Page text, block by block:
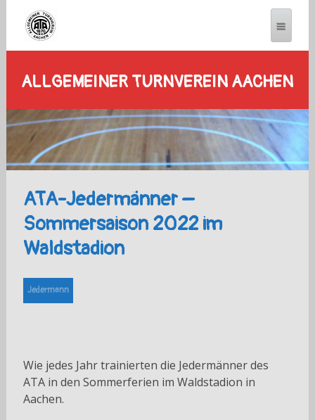
ALLGEMEINER TURNVEREIN AACHEN
ATA-Jedermänner –
Sommersaison 2022 im
Waldstadion
Jedermann
Wie jedes Jahr trainierten die Jedermänner des
ATA in den Sommerferien im Waldstadion in
Aachen.